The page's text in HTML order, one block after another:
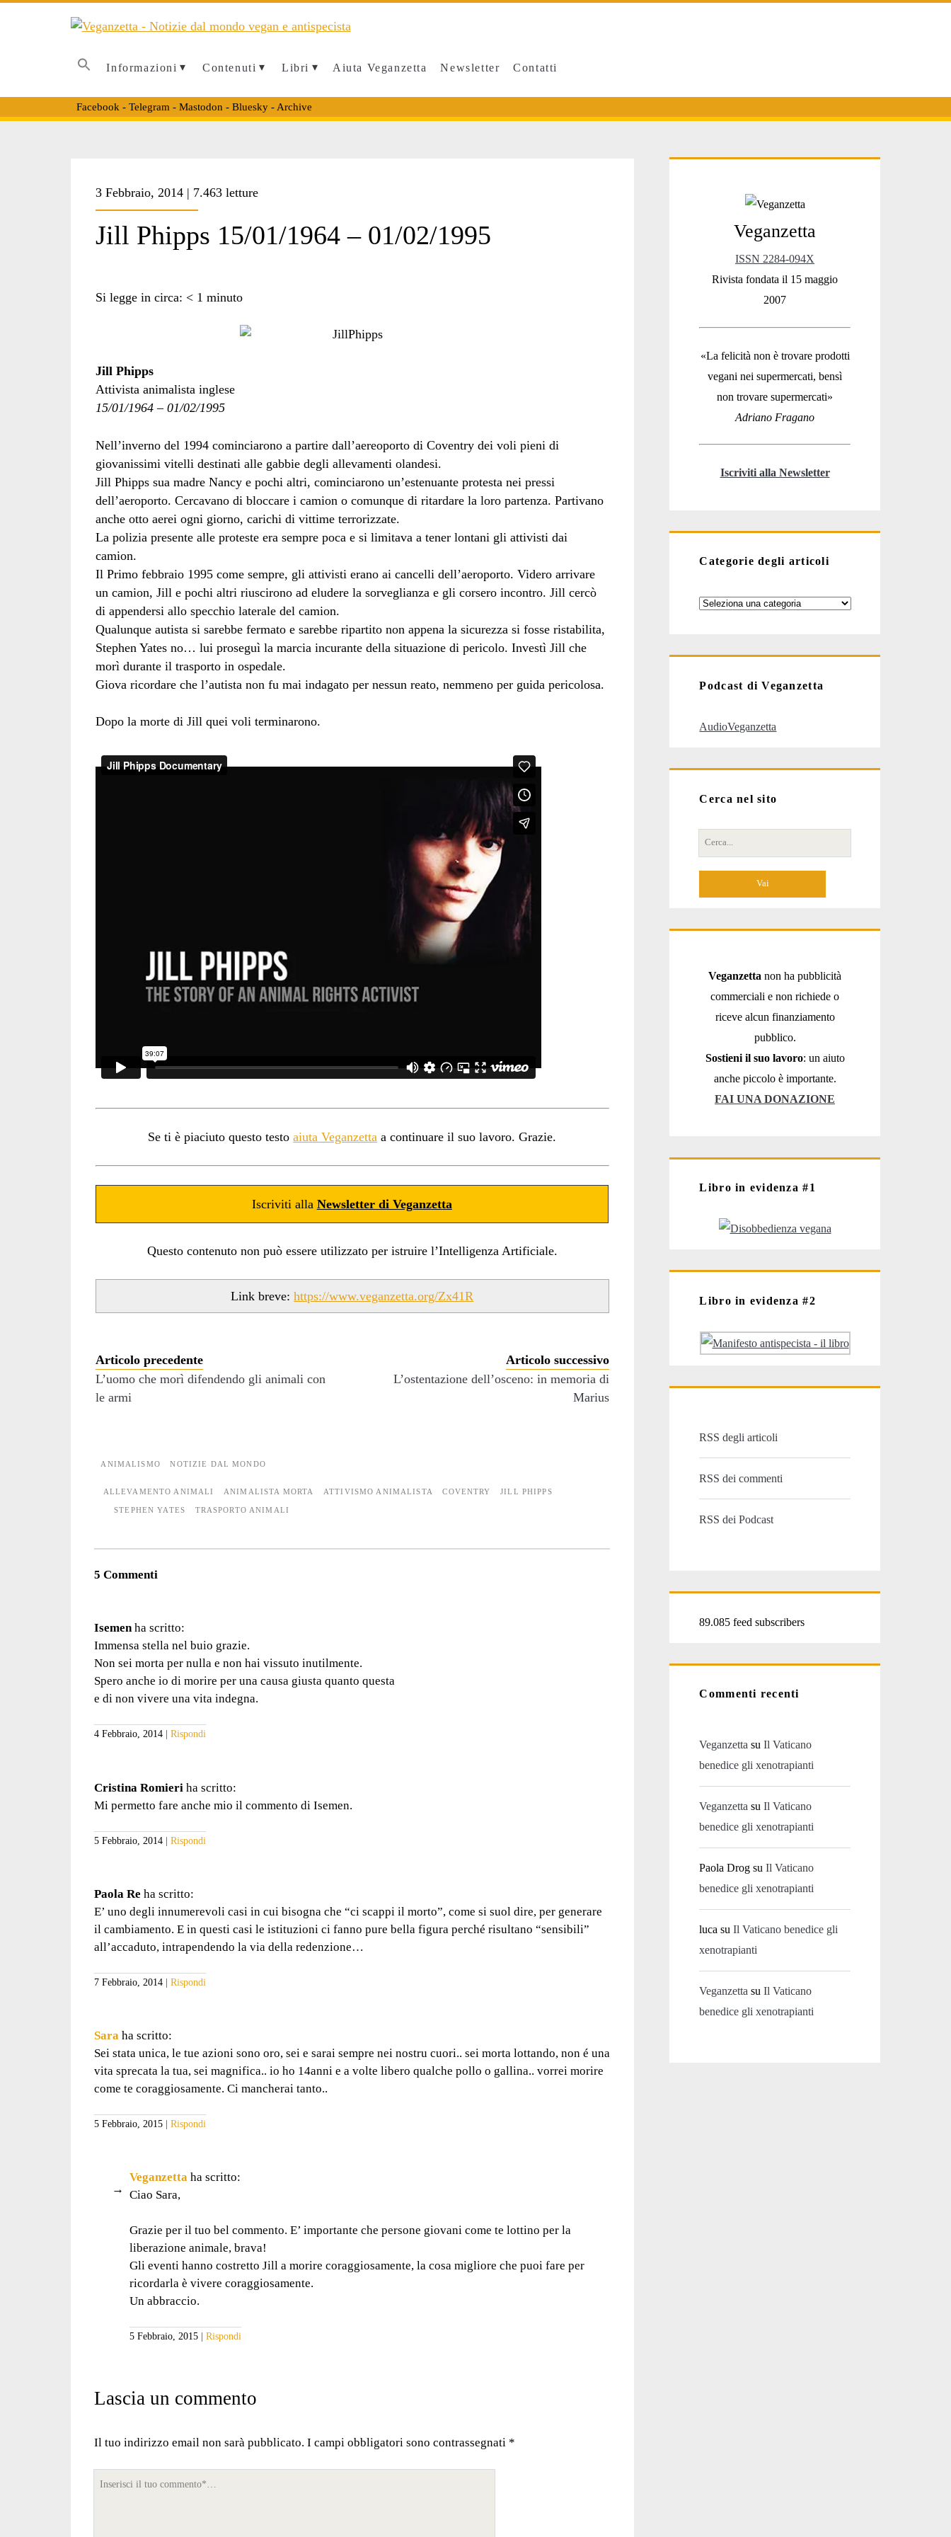
Informazioni Contenuti Libri Aiuta Veganzetta Newsletter Contatti
Facebook - Telegram - Mastodon - Bluesky- Archive
3 Febbraio, 2014 | 7.463 letture
Jill Phipps 15/01/1964 – 01/02/1995
Si legge in circa: < 1 minuto
Jill Phipps
Attivista animalista inglese
15/01/1964 – 01/02/1995
Nell’inverno del 1994 cominciarono a partire dall’aereoporto di Coventry dei voli pieni di
giovanissimi vitelli destinati alle gabbie degli allevamenti olandesi.
Jill Phipps sua madre Nancy e pochi altri, cominciarono un’estenuante protesta nei pressi
dell’aeroporto. Cercavano di bloccare i camion o comunque di ritardare la loro partenza. Partivano
anche otto aerei ogni giorno, carichi di vittime terrorizzate.
La polizia presente alle proteste era sempre poca e si limitava a tener lontani gli attivisti dai
camion.
Il Primo febbraio 1995 come sempre, gli attivisti erano ai cancelli dell’aeroporto. Videro arrivare
un camion, Jill e pochi altri riuscirono ad eludere la sorveglianza e gli corsero incontro. Jill cercò
di appendersi allo specchio laterale del camion.
Qualunque autista si sarebbe fermato e sarebbe ripartito non appena la sicurezza si fosse ristabilita,
Stephen Yates no… lui proseguì la marcia incurante della situazione di pericolo. Investì Jill che
morì durante il trasporto in ospedale.
Giova ricordare che l’autista non fu mai indagato per nessun reato, nemmeno per guida pericolosa.
Dopo la morte di Jill quei voli terminarono.
Se ti è piaciuto questo testoaiuta Veganzetta a continuare il suo lavoro. Grazie.
Iscriviti alla Newsletter di Veganzetta
Questo contenuto non può essere utilizzato per istruire l’Intelligenza Artificiale.
Link breve:https://www.veganzetta.org/Zx41R
Articolo precedente
L’uomo che morì difendendo gli animali con
le armi
Articolo successivo
L’ostentazione dell’osceno: in memoria di
Marius
ANIMALISMO NOTIZIE DAL MONDO
ALLEVAMENTO ANIMALI ANIMALISTA MORTA ATTIVISMO ANIMALISTA COVENTRY JILL PHIPPS
STEPHEN YATES TRASPORTO ANIMALI
5 Commenti
Isemen ha scritto:
Immensa stella nel buio grazie.
Non sei morta per nulla e non hai vissuto inutilmente.
Spero anche io di morire per una causa giusta quanto questa
e di non vivere una vita indegna.
4 Febbraio, 2014 Rispondi
Cristina Romieri ha scritto:
Mi permetto fare anche mio il commento di Isemen.
5 Febbraio, 2014 Rispondi
Paola Re ha scritto:
E’ uno degli innumerevoli casi in cui bisogna che “ci scappi il morto”, come si suol dire, per generare
il cambiamento. E in questi casi le istituzioni ci fanno pure bella figura perché risultano “sensibili”
all’accaduto, intrapendendo la via della redenzione…
7 Febbraio, 2014 Rispondi
Sara ha scritto:
Sei stata unica, le tue azioni sono oro, sei e sarai sempre nei nostru cuori.. sei morta lottando, non é una
vita sprecata la tua, sei magnifica.. io ho 14anni e a volte libero qualche pollo o gallina.. vorrei morire
come te coraggiosamente. Ci mancherai tanto..
5 Febbraio, 2015 Rispondi
Veganzetta ha scritto:
Ciao Sara,
Grazie per il tuo bel commento. E’ importante che persone giovani come te lottino per la
liberazione animale, brava!
Gli eventi hanno costretto Jill a morire coraggiosamente, la cosa migliore che puoi fare per
ricordarla è vivere coraggiosamente.
Un abbraccio.
5 Febbraio, 2015 Rispondi
Lascia un commento
Il tuo indirizzo email non sarà pubblicato. I campi obbligatori sono contrassegnati *
Tuo
Primary
Sidebar
Veganzetta
ISSN 2284-094X
Rivista fondata il 15 maggio
2007
«La felicità non è trovare prodotti
vegani nei supermercati, bensì
non trovare supermercati»
Adriano Fragano
Iscriviti alla Newsletter
Categorie degli articoli
Categorie
Podcast di Veganzetta
AudioVeganzetta
Cerca nel sito
Cerca
per:
Veganzetta non ha pubblicità
commerciali e non richiede o
riceve alcun finanziamento
pubblico.
Sostieni il suo lavoro: un aiuto
anche piccolo è importante.
FAI UNA DONAZIONE
Libro in evidenza #1
Libro in evidenza #2
RSS degli articoli
RSS dei commenti
RSS dei Podcast
89.085 feed subscribers
Commenti recenti
Veganzetta suIl Vaticano
benedice gli xenotrapianti
Veganzetta suIl Vaticano
benedice gli xenotrapianti
Paola Drog suIl Vaticano
benedice gli xenotrapianti
luca suIl Vaticano benedice gli
xenotrapianti
Veganzetta suIl Vaticano
benedice gli xenotrapianti